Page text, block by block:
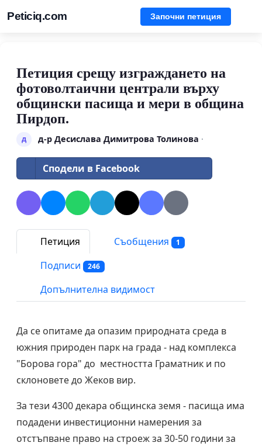
Peticiq.com Започни петиция
Петиция срещу изграждането на
фотоволтаични централи върху
общински пасища и мери в община
Пирдоп.
д д-р Десислава Димитрова Толинова ·
Сподели в Facebook
Петиция Съобщения 1
Подписи 246
Допълнителна видимост
Да се опитаме да опазим природната среда в
южния природен парк на града - над комплекса
"Борова гора" до местността Граматник и по
склоновете до Жеков вир.
За тези 4300 декара общинска земя - пасища има
подадени инвестиционни намерения за
отстъпване право на строеж за 30-50 години за